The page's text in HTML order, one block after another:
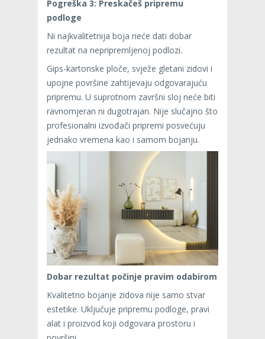
Pogreška 3: Preskačeš pripremu
podloge
Ni najkvalitetnija boja neće dati dobar
rezultat na nepripremljenoj podlozi.
Gips-kartonske ploče, svježe gletani zidovi i
upojne površine zahtijevaju odgovarajuću
pripremu. U suprotnom završni sloj neće biti
ravnomjeran ni dugotrajan. Nije slučajno što
profesionalni izvođači pripremi posvećuju
jednako vremena kao i samom bojanju.
Dobar rezultat počinje pravim odabirom
Kvalitetno bojanje zidova nije samo stvar
estetike. Uključuje pripremu podloge, pravi
alat i proizvod koji odgovara prostoru i